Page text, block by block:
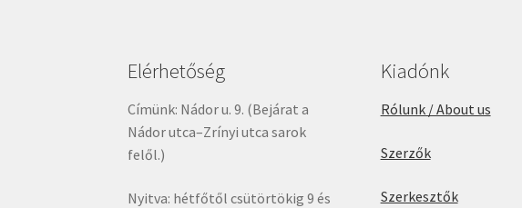
Elérhetőség
Címünk: Nádor u. 9. (Bejárat a
Nádor utca–Zrínyi utca sarok
felől.)
Nyitva: hétfőtől csütörtökig 9 és
Kiadónk
Rólunk / About us
Szerzők
Szerkesztők